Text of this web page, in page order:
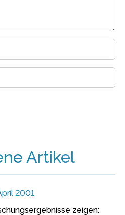
Artikel
2001
zeigen: